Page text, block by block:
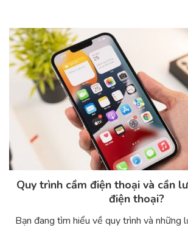
Quy trình cầm điện thoại và cần
điện thoại?
Bạn đang tìm hiểu về quy trình và những